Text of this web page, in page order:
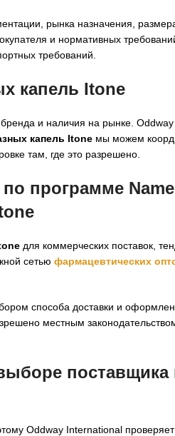
рынка назначения,
и нормативных
требований.
капель Itone
и наличия на рынке.
капель Itone мы можем
там, где это разрешено.
программе
для коммерческих поставок,
сетью фармацевтических
способа доставки и
местным
поставщика
Oddway International